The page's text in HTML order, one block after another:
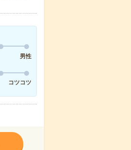
男性
コツコツ